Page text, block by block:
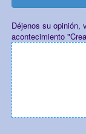
Déjenos su opinión,
acontecimiento